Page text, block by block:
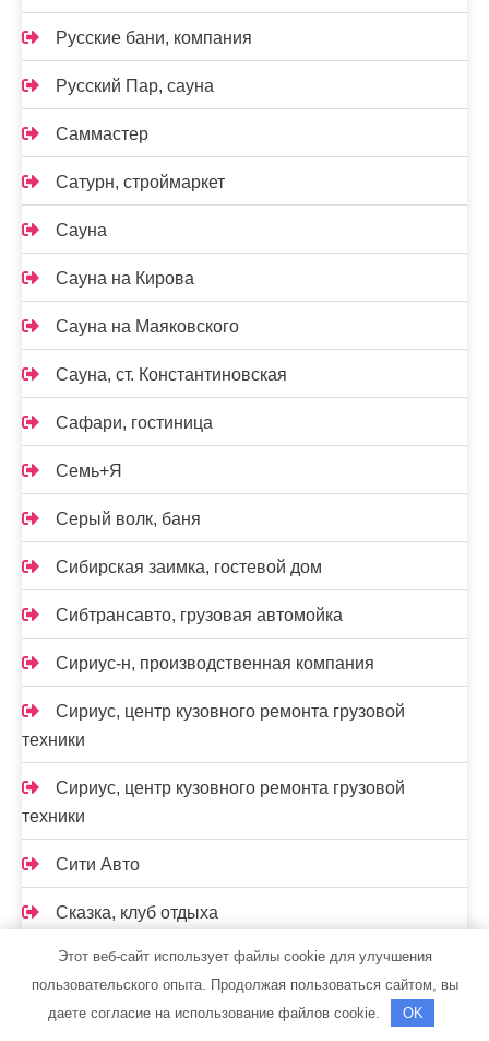
Русские бани, компания
Русский Пар, сауна
Саммастер
Сатурн, строймаркет
Сауна
Сауна на Кирова
Сауна на Маяковского
Сауна, ст. Константиновская
Сафари, гостиница
Семь+Я
Серый волк, баня
Сибирская заимка, гостевой дом
Сибтрансавто, грузовая автомойка
Сириус-н, производственная компания
Сириус, центр кузовного ремонта грузовой
техники
Сириус, центр кузовного ремонта грузовой
техники
Сити Авто
Сказка, клуб отдыха
Скиф, автомойка
Скиф, автомойка
Этот веб-сайт использует файлы cookie для улучшения
пользовательского опыта. Продолжая пользоваться сайтом, вы
даете согласие на использование файлов cookie.
OK